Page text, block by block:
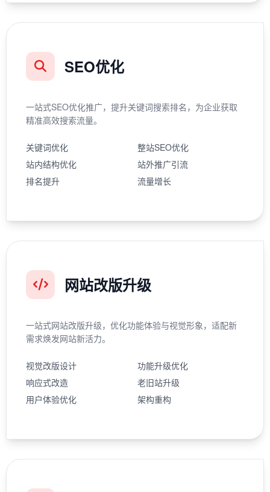
SEO优化
一站式SEO优化推广，提升关键词搜索排名，为企业获取
精准高效搜索流量。
关键词优化
整站SEO优化
站内结构优化
站外推广引流
排名提升
流量增长
网站改版升级
一站式网站改版升级，优化功能体验与视觉形象，适配新
需求焕发网站新活力。
视觉改版设计
功能升级优化
响应式改造
老旧站升级
用户体验优化
架构重构